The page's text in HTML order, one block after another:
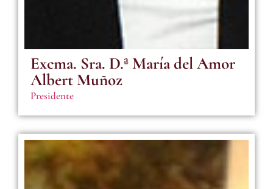
Excma. Sra. D.ª María del Amor
Albert Muñoz
Presidente